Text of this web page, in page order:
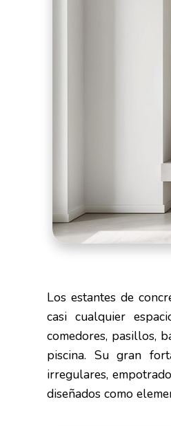
Los estantes de
casi cualquier
comedores, pasillos,
piscina. Su gran
irregulares,
diseñados como